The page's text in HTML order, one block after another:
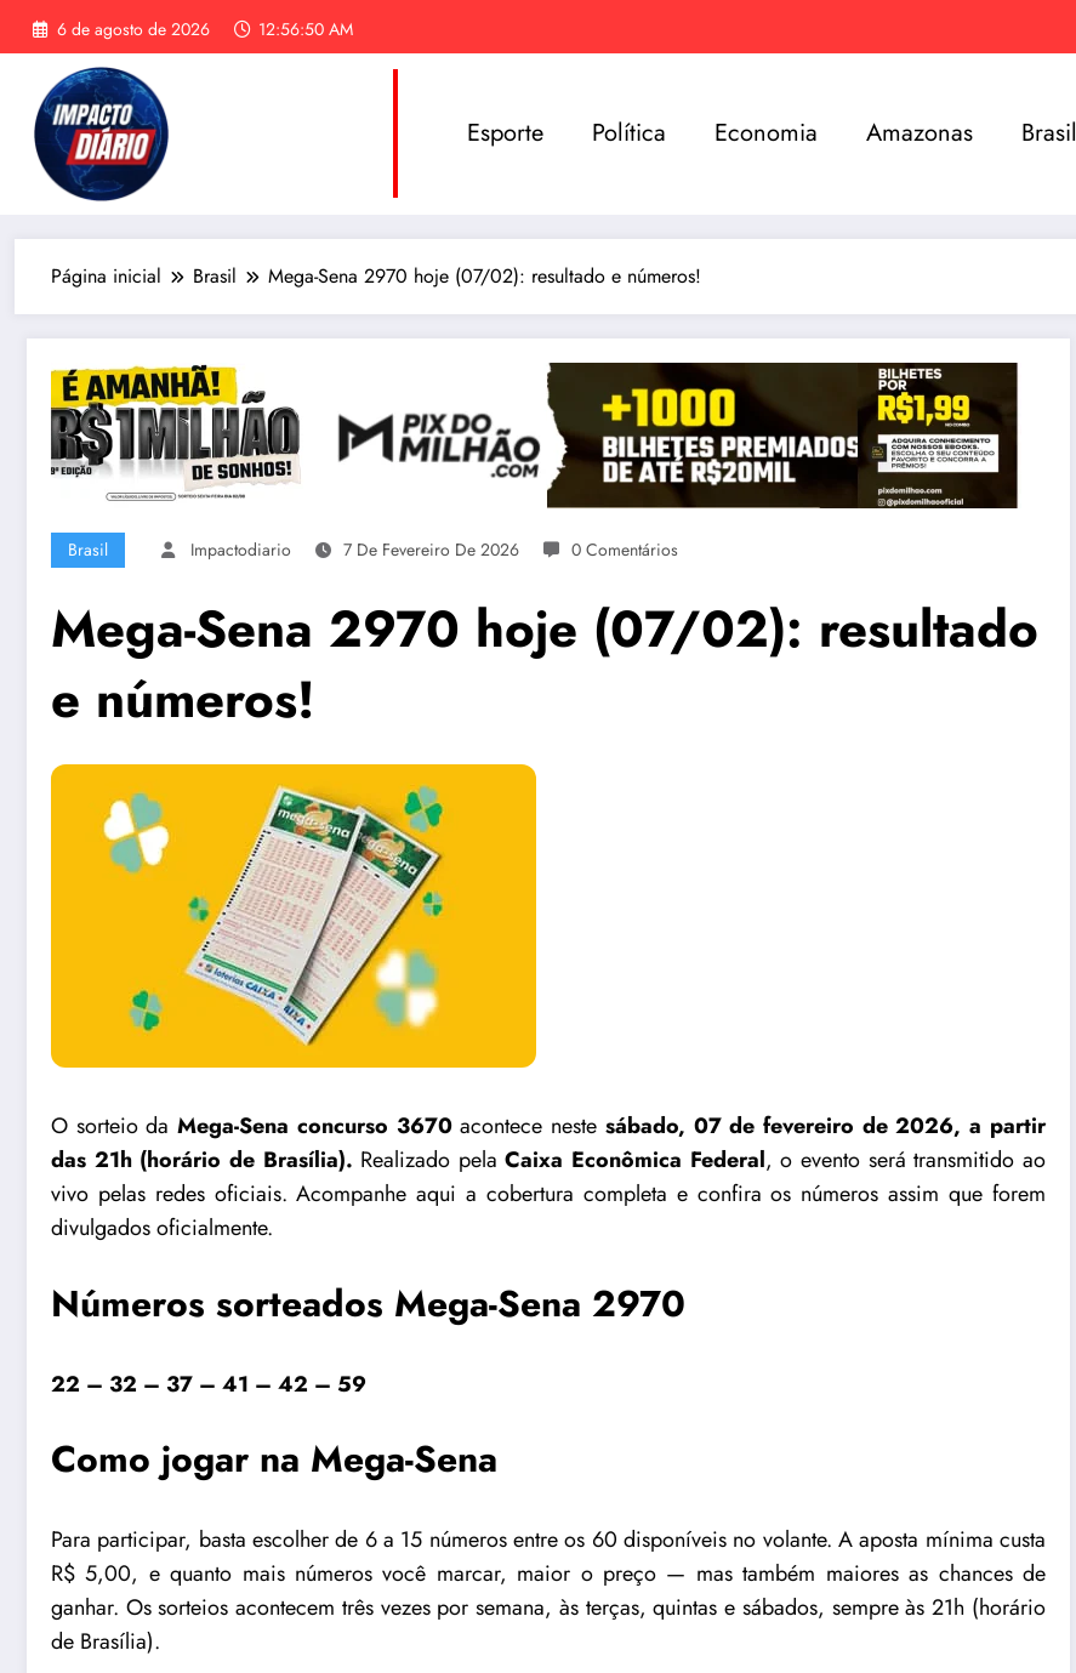
Pular
para
conteúdo
6 de agosto de 2026 12:56:50 AM
Esporte Política Economia Amazonas Brasil
Página inicial Brasil Mega-Sena 2970 hoje (07/02): resultado e números!
Brasil Impactodiario 7 De Fevereiro De 2026 0 Comentários
Mega-Sena 2970 hoje (07/02): resultado
e números!
O sorteio daMega-Sena concurso 3670acontece neste sábado, 07 de fevereiro de 2026, a partir
das 21h (horário de Brasília). Realizado pelaCaixa Econômica Federal, o evento serátransmitido ao
vivo pelas redes oficiais. Acompanhe aqui a cobertura completa e confira os números assim que forem
divulgados oficialmente.
Números sorteados Mega-Sena 2970
22 – 32 – 37 – 41 – 42 – 59
Como jogar na Mega-Sena
Para participar, basta escolher de 6 a 15 números entre os 60 disponíveis no volante. A aposta mínima custa
R$ 5,00, e quanto mais números você marcar, maior o preço — mas também maiores as chances de
ganhar. Os sorteios acontecem três vezes por semana, às terças, quintas e sábados, sempre às 21h (horário
de Brasília).